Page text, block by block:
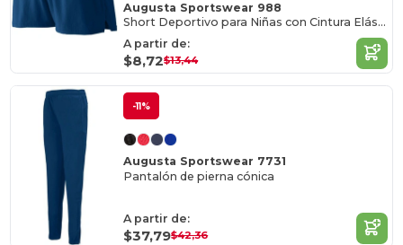
Augusta Sportswear 988
Short Deportivo para Niñas con Cintura Elástica
A partir de:
$8,72$13,44
-11%
Augusta Sportswear 7731
Pantalón de pierna cónica
A partir de:
$37,79$42,36